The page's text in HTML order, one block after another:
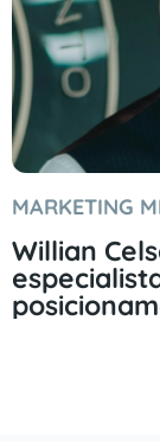
MARKETING
Willian